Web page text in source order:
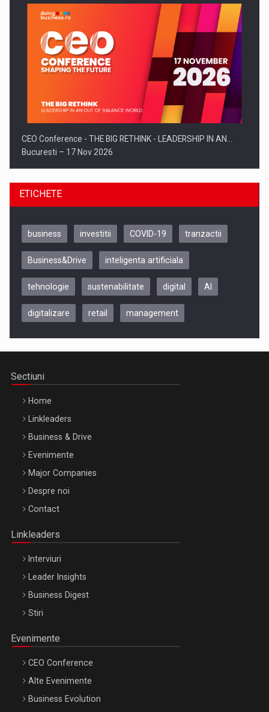
CEO Conference - THE BIG RETHINK - LEADERSHIP IN AN…
Bucuresti – 17 Nov 2026
Be Inspired. Make it Happen!, CLUJ, 9 Decembrie
Be Inspired. Make it Happen!, ARTEMIS LETO, ORADEA, 8
Octombrie
ETICHETE
business investitii COVID-19 tranzactii
Business&Drive inteligenta artificiala
tehnologie sustenabilitate digital AI
digitalizare retail management
Sectiuni
Home
Linkleaders
Business & Drive
Evenimente
Major Companies
Despre noi
Contact
Linkleaders
Interviuri
Leader Insights
Business Digest
Stiri
Evenimente
CEO Conference
Alte Evenimente
Business Evolution